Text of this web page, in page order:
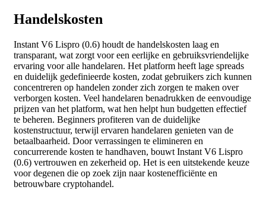
Handelskosten
Instant V6 Lispro (0.6) houdt de handelskosten laag en
transparant, wat zorgt voor een eerlijke en gebruiksvriendelijke
ervaring voor alle handelaren. Het platform heeft lage spreads
en duidelijk gedefinieerde kosten, zodat gebruikers zich kunnen
concentreren op handelen zonder zich zorgen te maken over
verborgen kosten. Veel handelaren benadrukken de eenvoudige
prijzen van het platform, wat hen helpt hun budgetten effectief
te beheren. Beginners profiteren van de duidelijke
kostenstructuur, terwijl ervaren handelaren genieten van de
betaalbaarheid. Door verrassingen te elimineren en
concurrerende kosten te handhaven, bouwt Instant V6 Lispro
(0.6) vertrouwen en zekerheid op. Het is een uitstekende keuze
voor degenen die op zoek zijn naar kostenefficiënte en
betrouwbare cryptohandel.